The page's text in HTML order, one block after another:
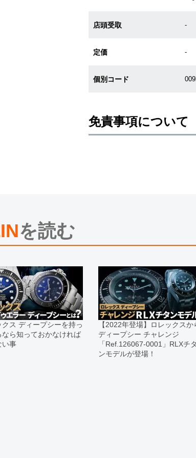
店頭受取 -
定価 -
個別コード
免責事項について
※当店では店頭販売も行っており
また、ご来店にてご購入を希望さ
お問い合わせいただけますようお
※アンティーク品やユーズド品の
合がございます。
※表示の定価は、入荷時の価格と
現在の定価と異なる場合がござい
を読む
クス ディープシーを持っ
なら知っておかなければ
い事
【2022年登場】ロレックスか
ディープシー チャレンジ
「Ref.126067-0001」RLXチタ
ンモデルが登場！